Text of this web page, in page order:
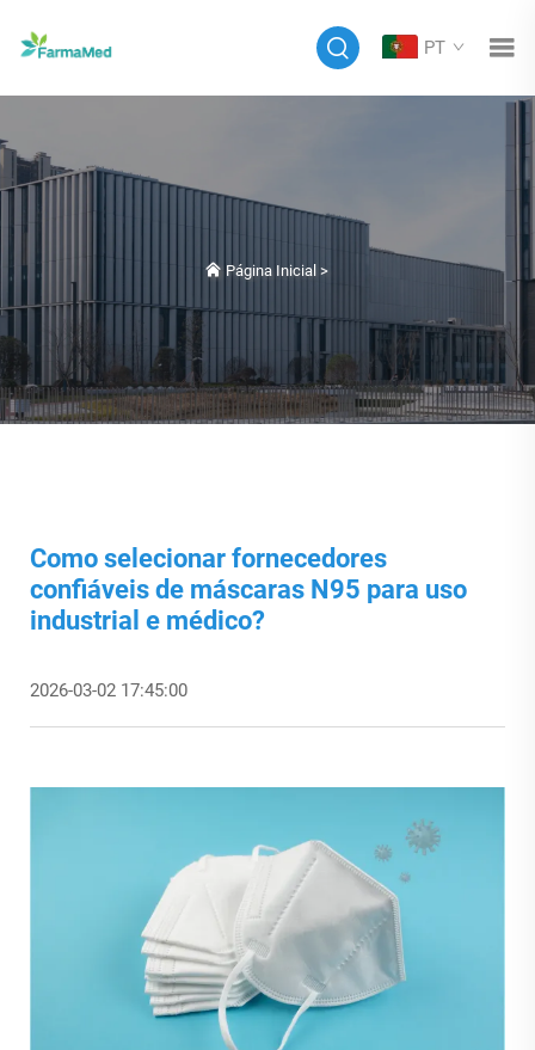
PT
Página Inicial>
Como selecionar fornecedores
confiáveis de máscaras N95 para uso
industrial e médico?
2026-03-02 17:45:00